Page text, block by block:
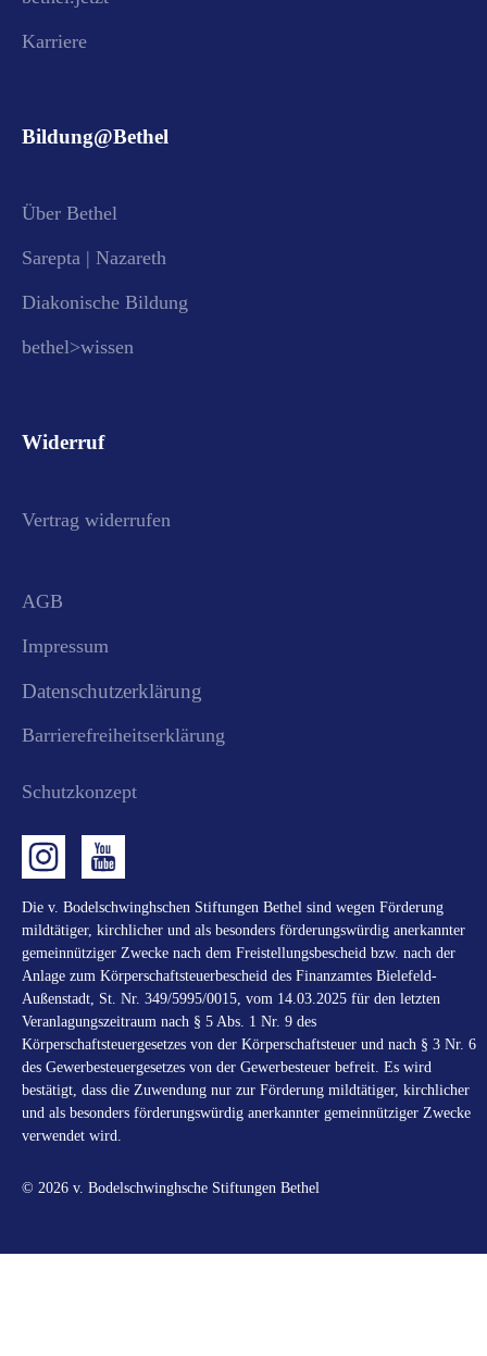
Karriere
Bildung@Bethel
Über Bethel
Sarepta | Nazareth
Diakonische Bildung
bethel>wissen
Widerruf
Vertrag widerrufen
AGB
Impressum
Datenschutzerklärung
Barrierefreiheitserklärung
Schutzkonzept
Die v. Bodelschwinghschen Stiftungen Bethel sind wegen Förderung
mildtätiger, kirchlicher und als besonders förderungswürdig anerkannter
gemeinnütziger Zwecke nach dem Freistellungsbescheid bzw. nach der
Anlage zum Körperschaftsteuerbescheid des Finanzamtes Bielefeld-
Außenstadt, St. Nr. 349/5995/0015, vom 14.03.2025 für den letzten
Veranlagungszeitraum nach § 5 Abs. 1 Nr. 9 des
Körperschaftsteuergesetzes von der Körperschaftsteuer und nach § 3 Nr. 6
des Gewerbesteuergesetzes von der Gewerbesteuer befreit. Es wird
bestätigt, dass die Zuwendung nur zur Förderung mildtätiger, kirchlicher
und als besonders förderungswürdig anerkannter gemeinnütziger Zwecke
verwendet wird.
© 2026 v. Bodelschwinghsche Stiftungen Bethel